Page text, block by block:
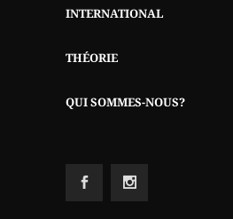
INTERNATIONAL
THÉORIE
QUI SOMMES-NOUS?